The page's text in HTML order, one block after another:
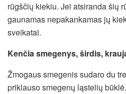
rūgščių kiekiu. Jei atsiranda šių
gaunamas nepakankamas jų
sveikatai.
Kenčia smegenys, širdis,
Žmogaus smegenis sudaro du
priklauso smegenų ląstelių būklė.